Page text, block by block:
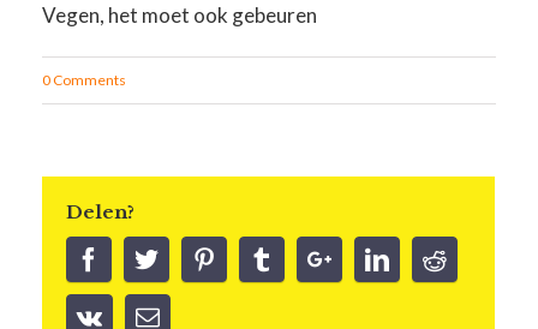
Vegen, het moet ook gebeuren
0 Comments
Delen?